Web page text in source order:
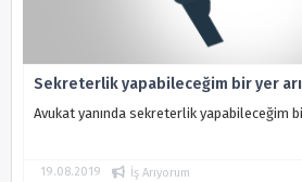
Sekreterlik yapabileceğim bir yer
Avukat yanında sekreterlik yapabileceğim
19.08.2019 İş Arıyorum